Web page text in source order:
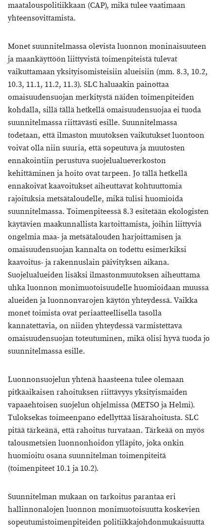
maatalouspolitiikkaan (CAP), mikä tulee vaatimaan
yhteensovittamista.
Monet suunnitelmassa olevista luonnon moninaisuuteen
ja maankäyttöön liittyvistä toimenpiteistä tulevat
vaikuttamaan yksityisomisteisiin alueisiin (mm. 8.3, 10.2,
10.3, 11.1, 11.2, 11.3). SLC haluaakin painottaa
omaisuudensuojan merkitystä näiden toimenpiteiden
kohdalla, sillä tällä hetkellä omaisuudensuojaa ei tuoda
suunnitelmassa riittävästi esille. Suunnitelmassa
todetaan, että ilmaston muutoksen vaikutukset luontoon
voivat olla niin suuria, että sopeutuva ja muutosten
ennakointiin perustuva suojelualueverkoston
kehittäminen ja hoito ovat tarpeen. Jo tällä hetkellä
ennakoivat kaavoitukset aiheuttavat kohtuuttomia
rajoituksia metsätaloudelle, mikä tulisi huomioida
suunnitelmassa. Toimenpiteessä 8.3 esitetään ekologisten
käytävien maakunnallista kartoittamista, joihin liittyviä
ongelmia maa- ja metsätalouden harjoittamisen ja
omaisuudensuojan kannalta on todettu esimerkiksi
kaavoitus- ja rakennuslain päivityksen aikana.
Suojelualueiden lisäksi ilmastonmuutoksen aiheuttama
uhka luonnon monimuotoisuudelle huomioidaan muussa
alueiden ja luonnonvarojen käytön yhteydessä. Vaikka
monet toimista ovat periaatteellisella tasolla
kannatettavia, on niiden yhteydessä varmistettava
omaisuudensuojan toteutuminen, mikä olisi hyvä tuoda jo
suunnitelmassa esille.
Luonnonsuojelun yhtenä haasteena tulee olemaan
pitkäaikaisen rahoituksen riittävyys yksityismaiden
vapaaehtoisen suojelun ohjelmissa (METSO ja Helmi).
Tuloksekas toimeenpano edellyttää lisärahoitusta. SLC
pitää tärkeänä, että rahoitus turvataan. Tärkeää on myös
talousmetsien luonnonhoidon ylläpito, joka onkin
huomioitu osana suunnitelman toimenpiteitä
(toimenpiteet 10.1 ja 10.2).
Suunnitelman mukaan on tarkoitus parantaa eri
hallinnonalojen luonnon monimuotoisuutta koskevien
sopeutumistoimenpiteiden politiikkajohdonmukaisuutta